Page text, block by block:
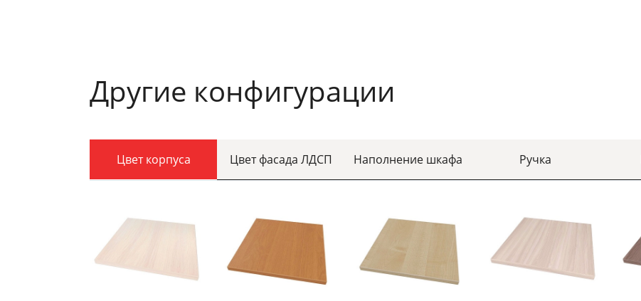
Другие конфигурации
Цвет корпуса Цвет фасада ЛДСП Наполнение шкафа Ручка